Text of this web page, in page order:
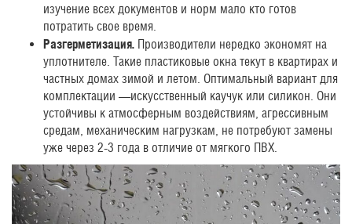
изучение всех документов и норм мало кто готов
потратить свое время.
Разгерметизация. Производители нередко экономят на
уплотнителе. Такие пластиковые окна текут в квартирах и
частных домах зимой и летом. Оптимальный вариант для
комплектации —искусственный каучук или силикон. Они
устойчивы к атмосферным воздействиям, агрессивным
средам, механическим нагрузкам, не потребуют замены
уже через 2-3 года в отличие от мягкого ПВХ.